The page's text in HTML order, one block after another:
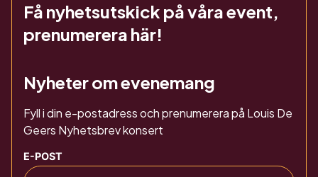
Få nyhetsutskick på våra event,
prenumerera här!
Nyheter om evenemang
Fyll i din e-postadress och prenumerera på Louis De
Geers Nyhetsbrev konsert
E-POST